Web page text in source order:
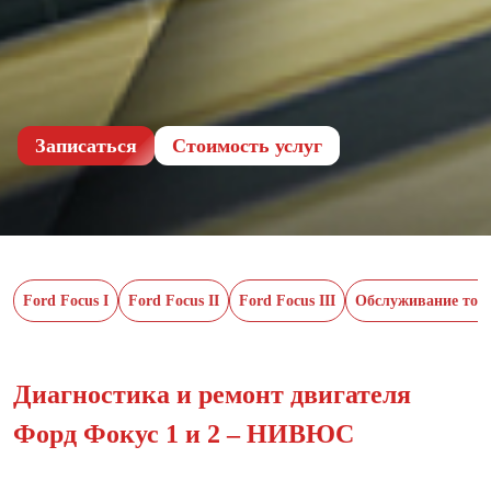
Записаться Cтоимость услуг
Ford Focus I Ford Focus II Ford Focus III Обслуживание
Диагностика и ремонт двигателя
Форд Фокус 1 и 2 – НИВЮС